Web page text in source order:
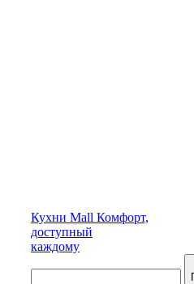
Кухни Mall Комфорт,
доступный
каждому